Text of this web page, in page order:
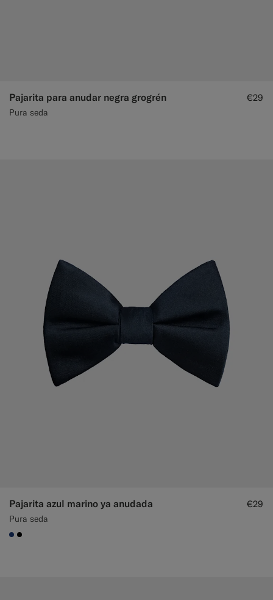
Pajarita para anudar negra grogrén
Pura seda
€29
Pajarita azul marino ya anudada
Pura seda
€29
#1C3D7A
#000000